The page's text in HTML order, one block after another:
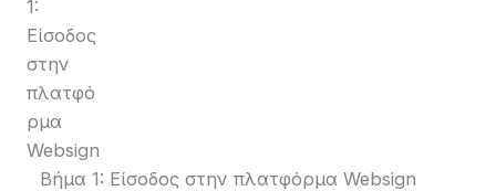
Βήμα 1: Είσοδος στην πλατφόρμα Websign